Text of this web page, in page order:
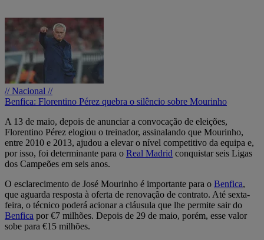
// Nacional //
Benfica: Florentino Pérez quebra o silêncio sobre Mourinho
A 13 de maio, depois de anunciar a convocação de eleições,
Florentino Pérez elogiou o treinador, assinalando que Mourinho,
entre 2010 e 2013, ajudou a elevar o nível competitivo da equipa e,
por isso, foi determinante para o Real Madrid conquistar seis Ligas
dos Campeões em seis anos.
O esclarecimento de José Mourinho é importante para o Benfica,
que aguarda resposta à oferta de renovação de contrato. Até sexta-
feira, o técnico poderá acionar a cláusula que lhe permite sair do
Benfica por €7 milhões. Depois de 29 de maio, porém, esse valor
sobe para €15 milhões.